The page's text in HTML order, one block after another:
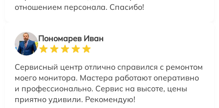
отношением персонала. Спасибо!
Пономарев Иван
Сервисный центр отлично справился с ремонтом
моего монитора. Мастера работают оперативно
и профессионально. Сервис на высоте, цены
приятно удивили. Рекомендую!